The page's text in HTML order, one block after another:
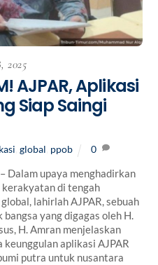
2025
AJPAR, Aplikasi
Siap Saingi
global ppob 0
Dalam upaya menghadirkan
di tengah
lahirlah AJPAR, sebuah
yang digagas oleh H.
H. Amran menjelaskan
aplikasi AJPAR
putra untuk nusantara